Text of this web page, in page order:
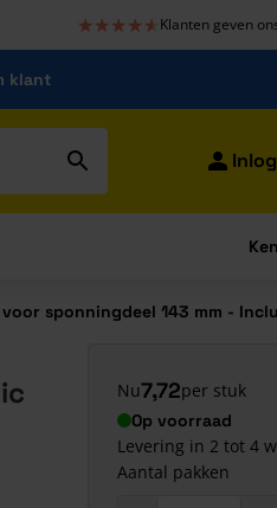
★★★★★
★★★★★ Klanten geven
klant
sponningdeel 143 mm -
Nu7,72per stuk
Op voorraad
Levering in 2 tot 4
Aantal pakken